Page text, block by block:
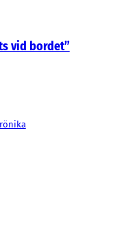
vid bordet”